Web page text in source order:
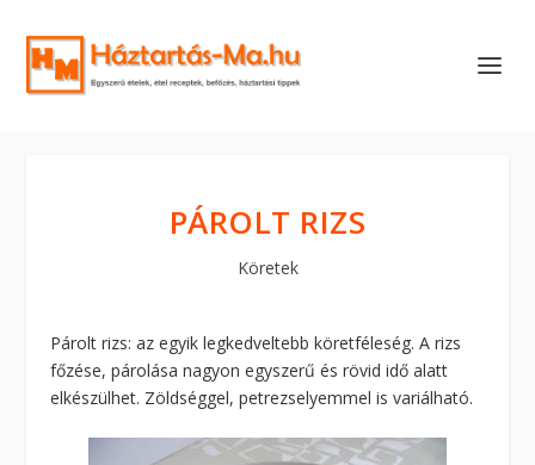
PÁROLT RIZS
Köretek
Párolt rizs: az egyik legkedveltebb köretféleség. A rizs
főzése, párolása nagyon egyszerű és rövid idő alatt
elkészülhet. Zöldséggel, petrezselyemmel is variálható.